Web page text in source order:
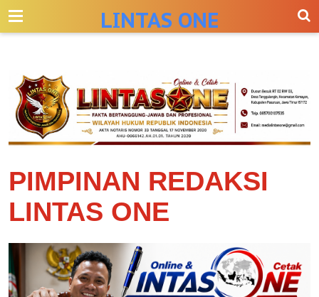
--> LINTAS ONE
PIMPINAN REDAKSI
LINTAS ONE